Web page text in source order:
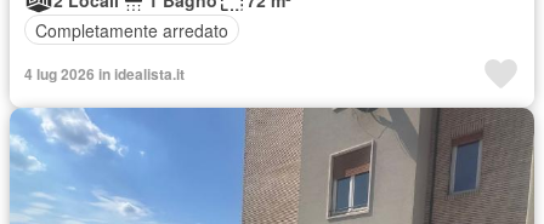
Completamente arredato
4 lug 2026 in idealista.it